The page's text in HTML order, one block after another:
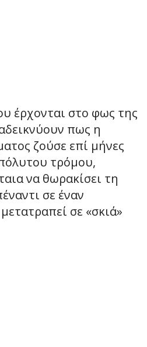
έρχονται στο φως της
πως η
ζούσε επί μήνες
τρόμου,
να θωρακίσει τη
σε έναν
σε «σκιά»